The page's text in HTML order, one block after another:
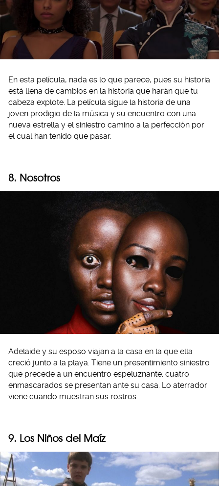
En esta película, nada es lo que parece, pues su historia
está llena de cambios en la historia que harán que tu
cabeza explote. La película sigue la historia de una
joven prodigio de la música y su encuentro con una
nueva estrella y el siniestro camino a la perfección por
el cual han tenido que pasar.
8. Nosotros
Adelaide y su esposo viajan a la casa en la que ella
creció junto a la playa. Tiene un presentimiento siniestro
que precede a un encuentro espeluznante: cuatro
enmascarados se presentan ante su casa. Lo aterrador
viene cuando muestran sus rostros.
9. Los Niños del Maíz